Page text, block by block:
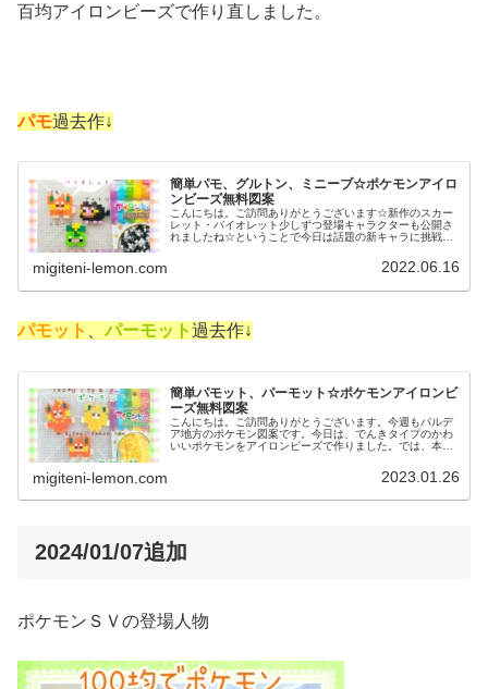
百均アイロンビーズで作り直しました。
パモ過去作↓
簡単パモ、グルトン、ミニーブ☆ポケモンアイロ
ンビーズ無料図案
こんにちは。ご訪問ありがとうございます☆新作のスカー
レット・バイオレット少しずつ登場キャラクターも公開さ
れましたね☆ということで今日は話題の新キャラに挑戦！
migiteni-lemon.com 2022.06.16
パモット パーモット過去作↓
簡単パモット、パーモット☆ポケモンアイロンビ
ーズ無料図案
こんにちは。ご訪問ありがとうございます。今週もパルデ
ア地方のポケモン図案です。今日は、でんきタイプのかわ
いいポケモンをアイロンビーズで作りました。では、本題
migiteni-lemon.com 2023.01.26
2024/01/07追加
ポケモンＳＶの登場人物